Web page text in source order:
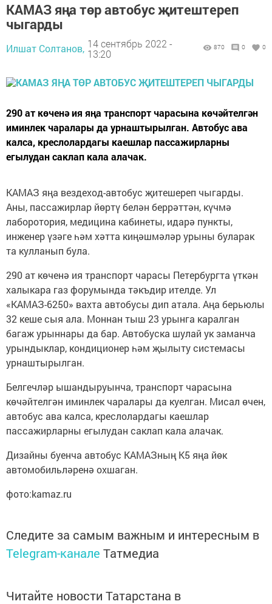
КАМАЗ яңа төр автобус җитештереп
чыгарды
Илшат Солтанов, 14 сентябрь 2022 -
13:20
870 0 0
290 ат көченә ия яңа транспорт чарасына көчәйтелгән
иминлек чаралары да урнаштырылган. Автобус ава
калса, креслолардагы каешлар пассажирларны
егылудан саклап кала алачак.
КАМАЗ яңа вездеход-автобус җитешереп чыгарды.
Аны, пассажирлар йөртү белән беррәттән, күчмә
лаборотория, медицина кабинеты, идарә пункты,
инженер үзәге һәм хәтта киңәшмәләр урыны буларак
та кулланып була.
290 ат көченә ия транспорт чарасы Петербургта үткән
халыкара газ форумында тәкъдир ителде. Ул
«КАМАЗ-6250» вахта автобусы дип атала. Аңа берьюлы
32 кеше сыя ала. Моннан тыш 23 урынга каралган
багаж урыннары да бар. Автобуска шулай ук заманча
урындыклар, кондиционер һәм җылыту системасы
урнаштырылган.
Белгечләр ышандыруынча, транспорт чарасына
көчәйтелгән иминлек чаралары да куелган. Мисал өчен,
автобус ава калса, креслолардагы каешлар
пассажирларны егылудан саклап кала алачак.
Дизайны буенча автобус КАМАЗның К5 яңа йөк
автомобильләренә охшаган.
фото:kamaz.ru
Следите за самым важным и интересным в
Telegram-канале Татмедиа
Читайте новости Татарстана в